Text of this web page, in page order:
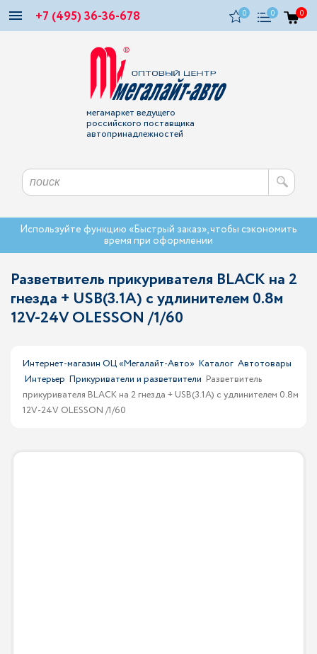
+7 (495) 36-36-678 0 0 0
мегамаркет ведущего
российского поставщика
автопринадлежностей
Используйте функцию «Быстрый заказ», чтобы сэкономить
время при оформлении
Разветвитель прикуривателя BLACK на 2
гнезда + USB(3.1A) с удлинителем 0.8м
12V-24V OLESSON /1/60
Интернет-магазин ОЦ «Мегалайт-Авто» Каталог Автотовары
Интерьер Прикуриватели и разветвители Разветвитель
прикуривателя BLACK на 2 гнезда + USB(3.1A) с удлинителем 0.8м
12V-24V OLESSON /1/60